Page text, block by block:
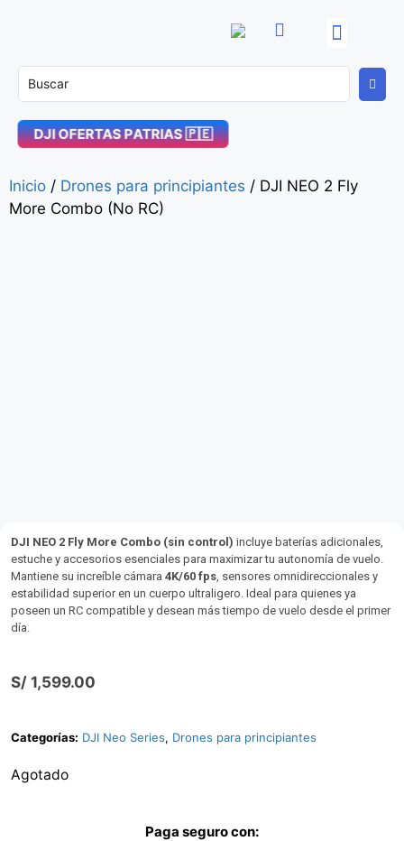
DJI OFERTAS PATRIAS 🇵🇪
Inicio / Drones para principiantes / DJI NEO 2 Fly
More Combo (No RC)
DJI NEO 2 Fly More Combo (sin control) incluye baterías adicionales,
estuche y accesorios esenciales para maximizar tu autonomía de vuelo.
Mantiene su increíble cámara 4K/60 fps, sensores omnidireccionales y
estabilidad superior en un cuerpo ultraligero. Ideal para quienes ya
poseen un RC compatible y desean más tiempo de vuelo desde el primer
día.
S/ 1,599.00
Categorías: DJI Neo Series, Drones para principiantes
Agotado
Paga seguro con: